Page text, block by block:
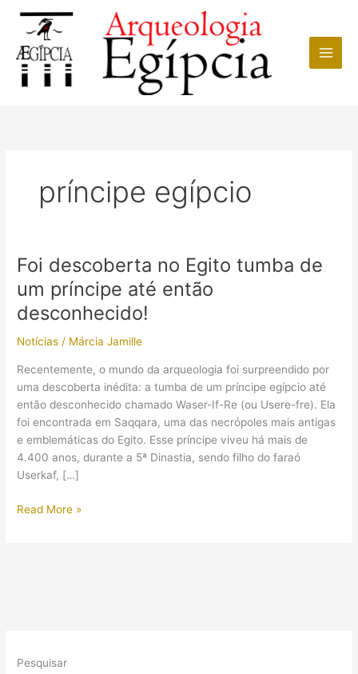
conteúdo
príncipe egípcio
Foi descoberta no Egito tumba de
um príncipe até então
desconhecido!
Notícias / Márcia Jamille
Recentemente, o mundo da arqueologia foi surpreendido por
uma descoberta inédita: a tumba de um príncipe egípcio até
então desconhecido chamado Waser-If-Re (ou Usere-fre). Ela
foi encontrada em Saqqara, uma das necrópoles mais antigas
e emblemáticas do Egito. Esse príncipe viveu há mais de
4.400 anos, durante a 5ª Dinastia, sendo filho do faraó
Userkaf, […]
Foi
então
Read More »
Pesquisar